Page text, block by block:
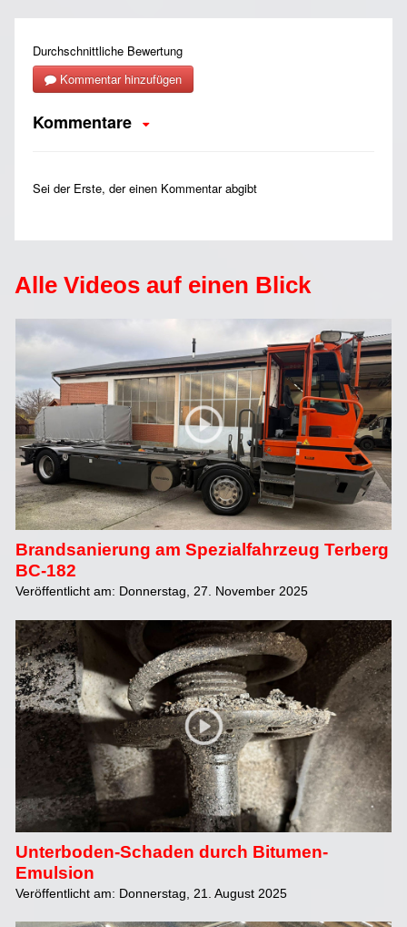
Alle Videos auf einen Blick
Brandsanierung am Spezialfahrzeug Terberg
BC-182
Veröffentlicht am: Donnerstag, 27. November 2025
Unterboden-Schaden durch Bitumen-
Emulsion
Veröffentlicht am: Donnerstag, 21. August 2025